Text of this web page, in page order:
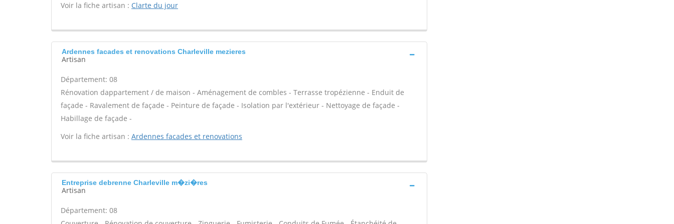
Voir la fiche artisan : Clarte du jour
Ardennes facades et renovations Charleville mezieres
Artisan
Département: 08
Rénovation dappartement / de maison - Aménagement de combles - Terrasse tropézienne - Enduit de
façade - Ravalement de façade - Peinture de façade - Isolation par l'extérieur - Nettoyage de façade -
Habillage de façade -
Voir la fiche artisan : Ardennes facades et renovations
Entreprise debrenne Charleville m�zi�res
Artisan
Département: 08